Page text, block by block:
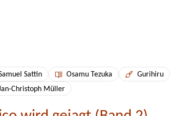
Sattin Osamu Tezuka
Gurihiru
Christoph Müller